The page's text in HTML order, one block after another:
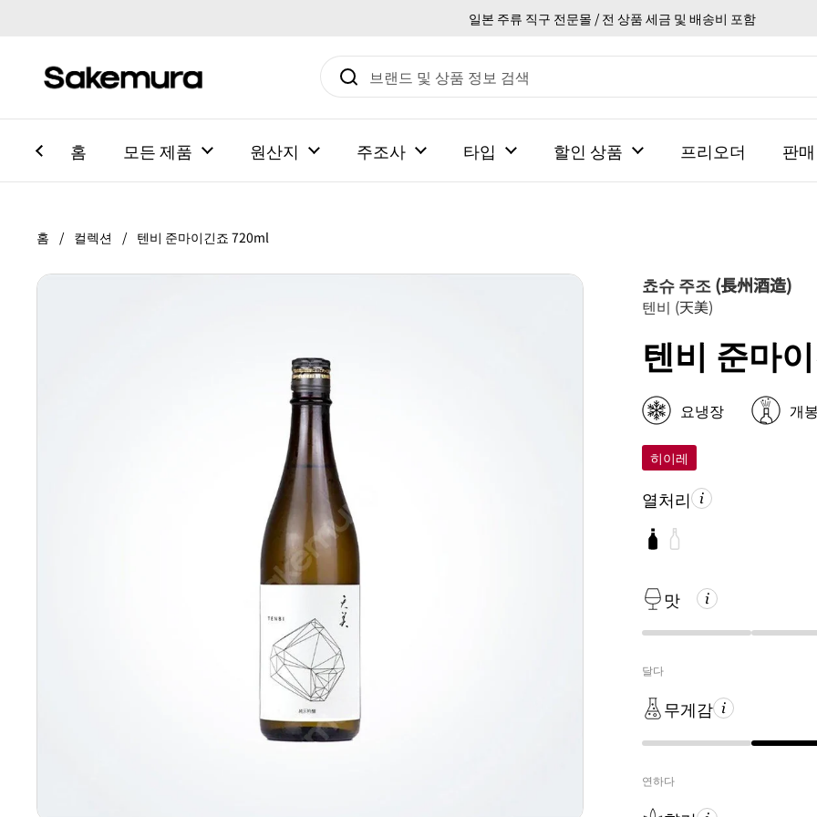
일본 주류 직구 전문몰 / 전 상품 세금 및 배송비 포함
홈 모든 제품 원산지 주조사 타입 할인 상품 프리오더 판
홈 / 컬렉션 / 텐비 준마이긴죠 720ml
쵸슈 주조 (長州酒造)
텐비 (天美)
텐비 준마
요냉장 개
히이레
열처리
맛
달다
무게감
연하다